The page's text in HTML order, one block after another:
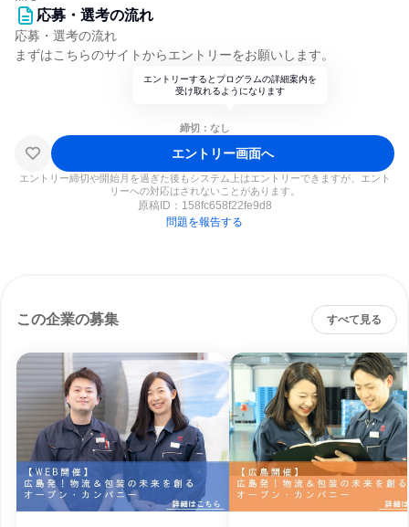
応募・選考の流れ
応募・選考の流れ
まずはこちらのサイトからエントリーをお願いします。
エントリーするとプログラムの詳細案内を
受け取れるようになります
締切：なし
エントリー画面へ
エントリー締切や開始月を過ぎた後もシステム上はエントリーできますが、エント
リーへの対応はされないことがあります。
原稿ID： 158fc658f22fe9d8
問題を報告する
この企業の募集 すべて見る